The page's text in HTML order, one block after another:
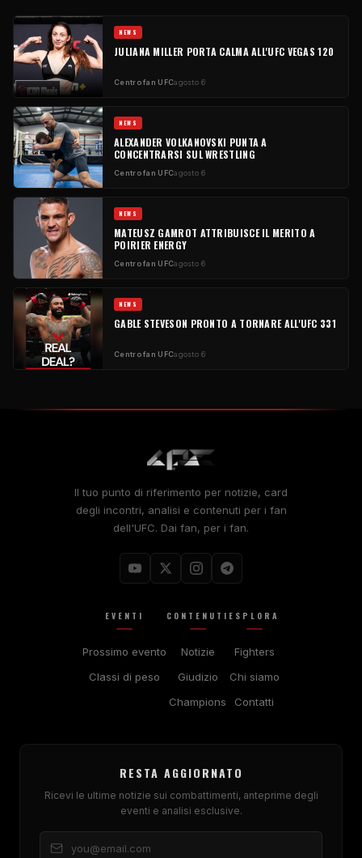
NEWS
JULIANA MILLER PORTA CALMA ALL'UFC VEGAS 120
Centro fan UFCagosto 6
NEWS
ALEXANDER VOLKANOVSKI PUNTA A
CONCENTRARSI SUL WRESTLING
Centro fan UFCagosto 6
NEWS
MATEUSZ GAMROT ATTRIBUISCE IL MERITO A
POIRIER ENERGY
Centro fan UFCagosto 6
NEWS
GABLE STEVESON PRONTO A TORNARE ALL'UFC 331
Centro fan UFCagosto 6
Il tuo punto di riferimento per notizie, card
degli incontri, analisi e contenuti per i fan
dell'UFC. Dai fan, per i fan.
EVENTI
Prossimo evento
Classi di peso
CONTENUTI
Notizie
Giudizio
Champions
ESPLORA
Fighters
Chi siamo
Contatti
RESTA AGGIORNATO
Ricevi le ultime notizie sui combattimenti, anteprime degli
eventi e analisi esclusive.